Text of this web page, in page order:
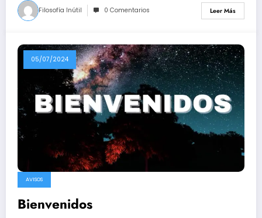
Filosofía Inútil 0 Comentarios Leer Más
05/07/2024
AVISOS
Bienvenidos